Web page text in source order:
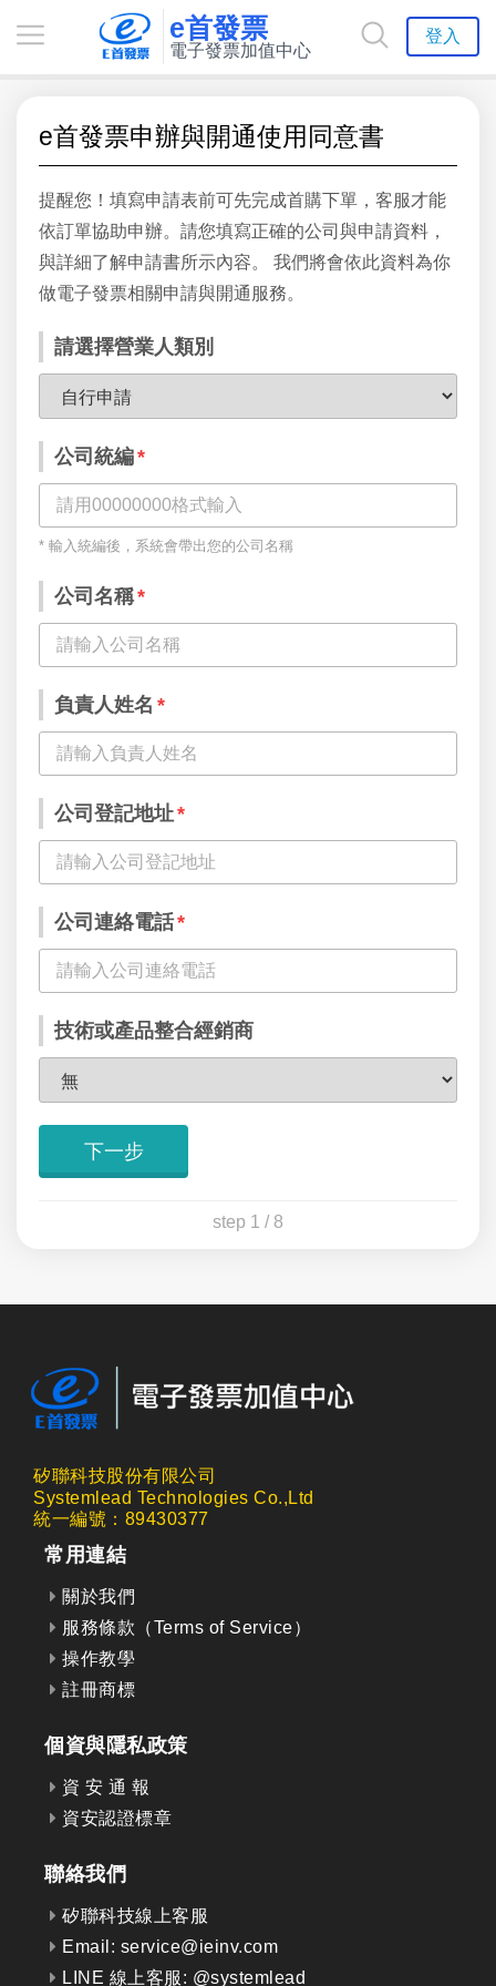
e首發票
電子發票加值中心
登入
e首發票申辦與開通使用同意書
提醒您！填寫申請表前可先完成首購下單，客服才能
依訂單協助申辦。請您填寫正確的公司與申請資料，
與詳細了解申請書所示內容。 我們將會依此資料為你
做電子發票相關申請與開通服務。
請選擇營業人類別
公司統編*
* 輸入統編後，系統會帶出您的公司名稱
公司名稱*
負責人姓名 *
公司登記地址*
公司連絡電話*
技術或產品整合經銷商
下一步
step 1 / 8
矽聯科技股份有限公司
Systemlead Technologies Co.,Ltd
統一編號：89430377
常用連結
關於我們
服務條款（Terms of Service）
操作教學
註冊商標
個資與隱私政策
資 安 通 報
資安認證標章
聯絡我們
矽聯科技線上客服
Email: service@ieinv.com
LINE 線上客服: @systemlead